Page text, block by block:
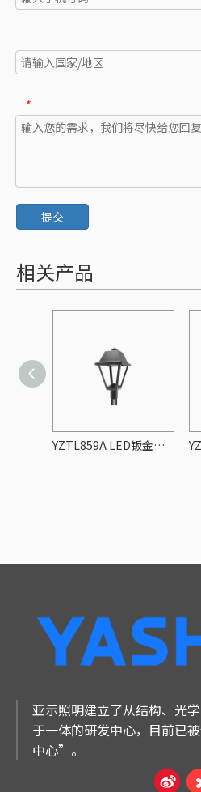
*
提交
相关产品
YZTL859A LED钣金庭院灯
亚示照明建立了从结构、光
于一体的研发中心，目前已
中心”。